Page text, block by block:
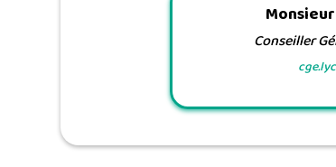
Conseiller